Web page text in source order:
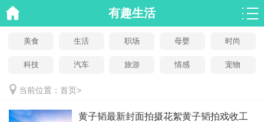
有趣生活
美食 生活 职场 母婴 时尚
科技 汽车 旅游 情感 宠物
当前位置： 首页>
黄子韬最新封面拍摄花絮黄子韬拍戏收工